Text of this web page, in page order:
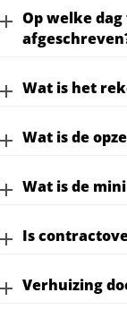
Op welke
Wat is het
Wat is de
Wat is de
Is
Verhuizing